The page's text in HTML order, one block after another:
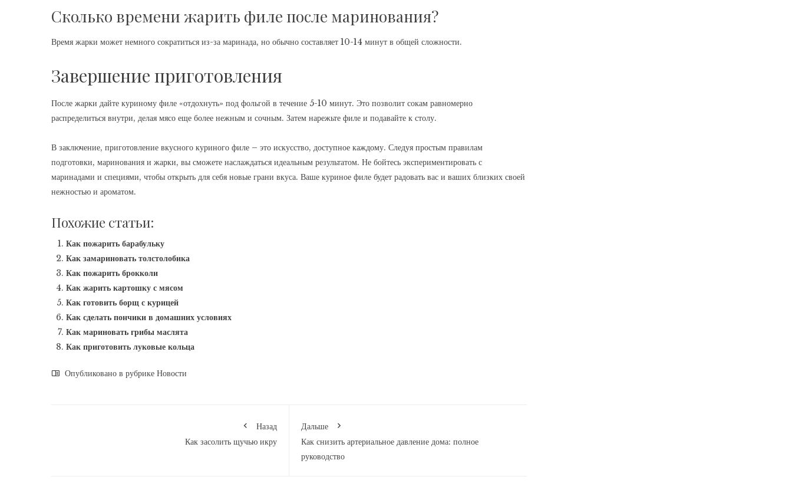
Сколько времени жарить филе после маринования?
Время жарки может немного сократиться из-за маринада, но обычно составляет 10-14 минут в общей сложности.
Завершение приготовления
После жарки дайте куриному филе «отдохнуть» под фольгой в течение 5-10 минут. Это позволит сокам равномерно
распределиться внутри, делая мясо еще более нежным и сочным. Затем нарежьте филе и подавайте к столу.
В заключение, приготовление вкусного куриного филе – это искусство, доступное каждому. Следуя простым правилам
подготовки, маринования и жарки, вы сможете наслаждаться идеальным результатом. Не бойтесь экспериментировать с
маринадами и специями, чтобы открыть для себя новые грани вкуса. Ваше куриное филе будет радовать вас и ваших близких своей
нежностью и ароматом.
Похожие статьи:
Как пожарить барабульку
Как замариновать толстолобика
Как пожарить брокколи
Как жарить картошку с мясом
Как готовить борщ с курицей
Как сделать пончики в домашних условиях
Как мариновать грибы маслята
Как приготовить луковые кольца
Опубликовано в рубрике Новости
Назад
Как засолить щучью икру
Дальше
Как снизить артериальное давление дома: полное
руководство